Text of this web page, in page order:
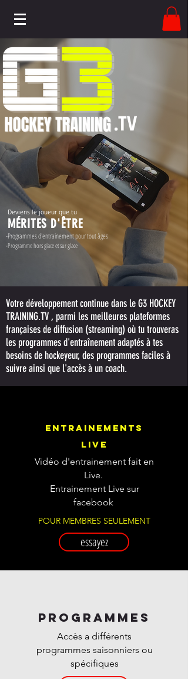
.TV
Deviens le joueur que tu
MÉRITES D'ÊTRE
-Programmes d'entrainement pour tout âges
-Programme hors glace et sur glace
Votre développement continue dans le G3 HOCKEY
TRAINING.TV , parmi les meilleures plateformes
françaises de diffusion (streaming) où tu trouveras
les programmes d'entraînement adaptés à tes
besoins de hockeyeur, des programmes faciles à
suivre ainsi que l'accès à un coach.
entrainements
live
Vidéo d'entrainement fait en
Live.
Entrainement Live sur
facebook
POUR MEMBRES SEULEMENT
essayez
programmes
Accès a différents
programmes saisonniers ou
spécifiques